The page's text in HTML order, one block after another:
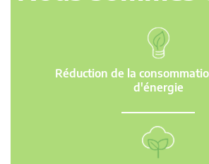
Réduction de la
d'énergie